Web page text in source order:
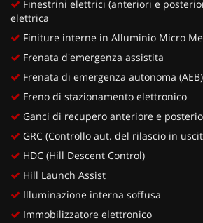
Finestrini elettrici (anteriori e
elettrica
Finiture interne in Alluminio Micro
Frenata d'emergenza assistita
Frenata di emergenza autonoma (AEB)
Freno di stazionamento elettronico
Ganci di recupero anteriore e
GRC (Controllo aut. del rilascio in
HDC (Hill Descent Control)
Hill Launch Assist
Illuminazione interna soffusa
Immobilizzatore elettronico